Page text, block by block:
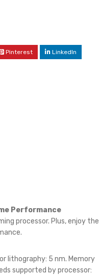
Pinterest LinkedIn
Performance
processor. Plus, enjoy the
lithography: 5 nm. Memory
supported by processor: